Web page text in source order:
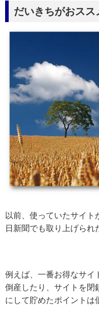
だいきちがおス
以前、使っていたサイ
日新聞でも取り上げられ
例えば、一番お得なサイ
倒産したり、サイトを閉
にして貯めたポイントは